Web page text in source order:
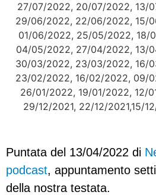
Puntata del 13/04/2022 di
podcast, appuntamento
della nostra testata.